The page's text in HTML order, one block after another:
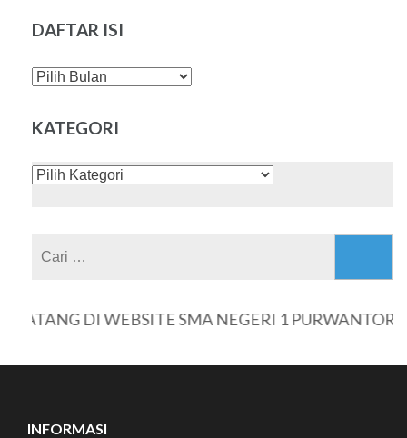
DAFTAR ISI
DAFTAR
KATEGORI
KATEGORI
DI WEBSITE SMA NEGERI 1 PURWANTORO
INFORMASI